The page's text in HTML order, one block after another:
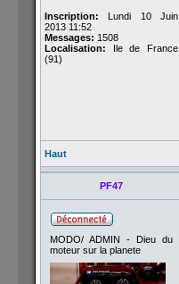
Inscription: Lundi 10 Juin
2013 11:52
Messages: 1508
Localisation: Ile de France
(91)
Haut
PF47
MODO/ ADMIN - Dieu du
moteur sur la planete